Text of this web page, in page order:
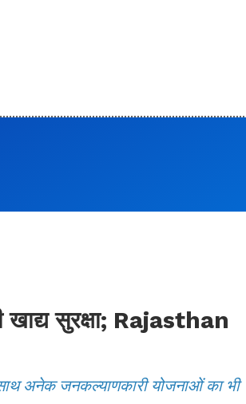
खाद्य सुरक्षा; Rajasthan
अनेक जनकल्याणकारी योजनाओं का भी